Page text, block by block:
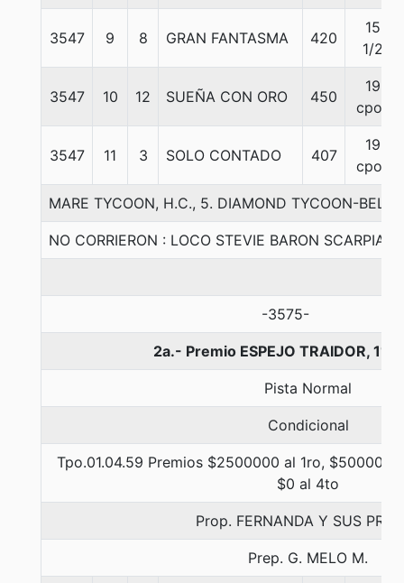
3547 9 8 GRAN FANTASMA 420
15
1/2
3547 10 12 SUEÑA CON ORO 450
19
cpos
3547 11 3 SOLO CONTADO 407
19
cpos
MARE TYCOON, H.C., 5. DIAMOND TYCOON-
NO CORRIERON : LOCO STEVIE BARON SCARPIA
-3575-
2a.- Premio ESPEJO TRAIDOR,
Pista Normal
Condicional
Tpo.01.04.59 Premios $2500000 al 1ro, $500000
$0 al 4to
Prop. FERNANDA Y SUS
Prep. G. MELO M.